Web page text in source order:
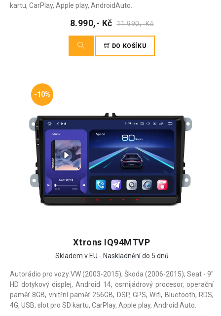
kartu, CarPlay, Apple play, AndroidAuto.
8.990,- Kč 11.990,- Kč
DO KOŠÍKU
-10%
Xtrons IQ94MTVP
Skladem v EU - Naskladnění do 5 dnů
Autorádio pro vozy VW (2003-2015), Škoda (2006-2015), Seat - 9"
HD dotykový displej, Android 14, osmijádrový procesor, operační
paměť 8GB, vnitřní paměť 256GB, DSP, GPS, Wifi, Bluetooth, RDS,
4G, USB, slot pro SD kartu, CarPlay, Apple play, Android Auto.